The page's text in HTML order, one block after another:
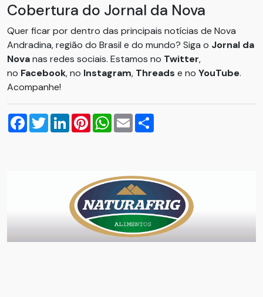
Cobertura do Jornal da Nova
Quer ficar por dentro das principais notícias de Nova
Andradina, região do Brasil e do mundo? Siga o Jornal da
Novanas redes sociais. Estamos no Twitter,
no Facebook, no Instagram, Threads e no YouTube.
Acompanhe!
Facebook
TwitterLinkedInPinterestWhatsApp
Email